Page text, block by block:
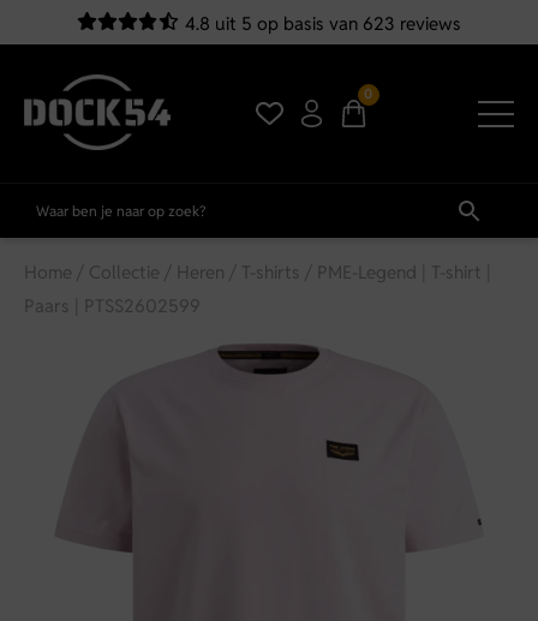
4.8 uit 5 op basis van 623 reviews
0
Home / Collectie / Heren / T-shirts / PME-Legend | T-shirt |
Paars | PTSS2602599